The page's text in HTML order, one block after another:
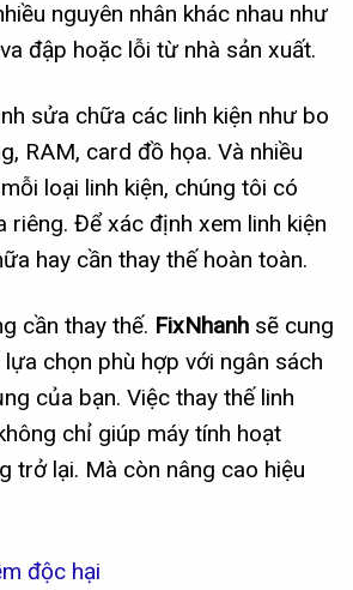
nguyên nhân khác nhau như
đập hoặc lỗi từ nhà sản xuất.
sửa chữa các linh kiện như bo
RAM, card đồ họa. Và nhiều
loại linh kiện, chúng tôi có
riêng. Để xác định xem linh kiện
hay cần thay thế hoàn toàn.
cần thay thế. FixNhanh sẽ cung
chọn phù hợp với ngân sách
của bạn. Việc thay thế linh
chỉ giúp máy tính hoạt
trở lại. Mà còn nâng cao hiệu
độc hại